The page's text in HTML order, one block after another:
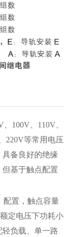
100V、110V、
220V等常用电压
具备良好的绝缘
基于触点配置
配置，触点容量
定电压下功耗小
负载、单一路